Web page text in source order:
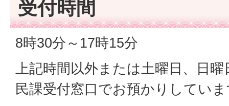
受付時間
8時30分～17時15分
上記時間以外または土曜日、日
民課受付窓口でお預かりしてい